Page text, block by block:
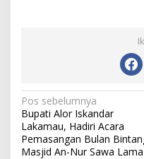
N
a
v
i
Pos sebelumnya
Bupati Alor Iskandar
Lakamau, Hadiri Acara
Pemasangan Bulan
Masjid An-Nur Sawa Lama